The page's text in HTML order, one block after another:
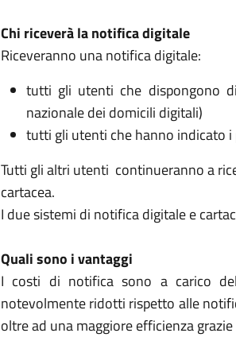
Chi riceverà la notifica digitale
Riceveranno una notifica digitale:
tutti gli utenti che dispongono
nazionale dei domicili digitali)
tutti gli utenti che hanno indicato
Tutti gli altri utenti continueranno a
cartacea.
I due sistemi di notifica digitale e
Quali sono i vantaggi
I costi di notifica sono a carico
notevolmente ridotti rispetto alle
oltre ad una maggiore efficienza